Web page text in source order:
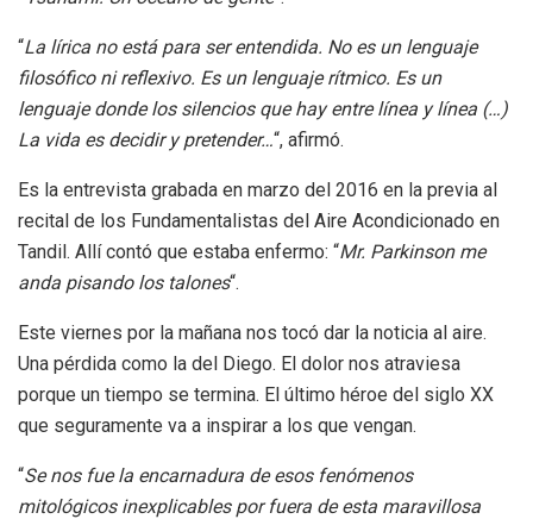
“La lírica no está para ser entendida. No es un lenguaje
filosófico ni reflexivo. Es un lenguaje rítmico. Es un
lenguaje donde los silencios que hay entre línea y línea (…)
La vida es decidir y pretender…“, afirmó.
Es la entrevista grabada en marzo del 2016 en la previa al
recital de los Fundamentalistas del Aire Acondicionado en
Tandil. Allí contó que estaba enfermo: “Mr. Parkinson me
anda pisando los talones“.
Este viernes por la mañana nos tocó dar la noticia al aire.
Una pérdida como la del Diego. El dolor nos atraviesa
porque un tiempo se termina. El último héroe del siglo XX
que seguramente va a inspirar a los que vengan.
“Se nos fue la encarnadura de esos fenómenos
mitológicos inexplicables por fuera de esta maravillosa